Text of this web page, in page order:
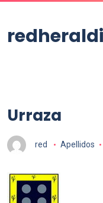
Urraza
red Apellidos